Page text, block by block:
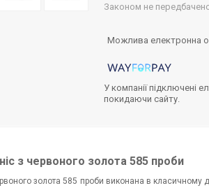
Законом не
У компанії підключені
покидаючи сайту.
з червоного золота 585 проби
золота 585 проби виконана в